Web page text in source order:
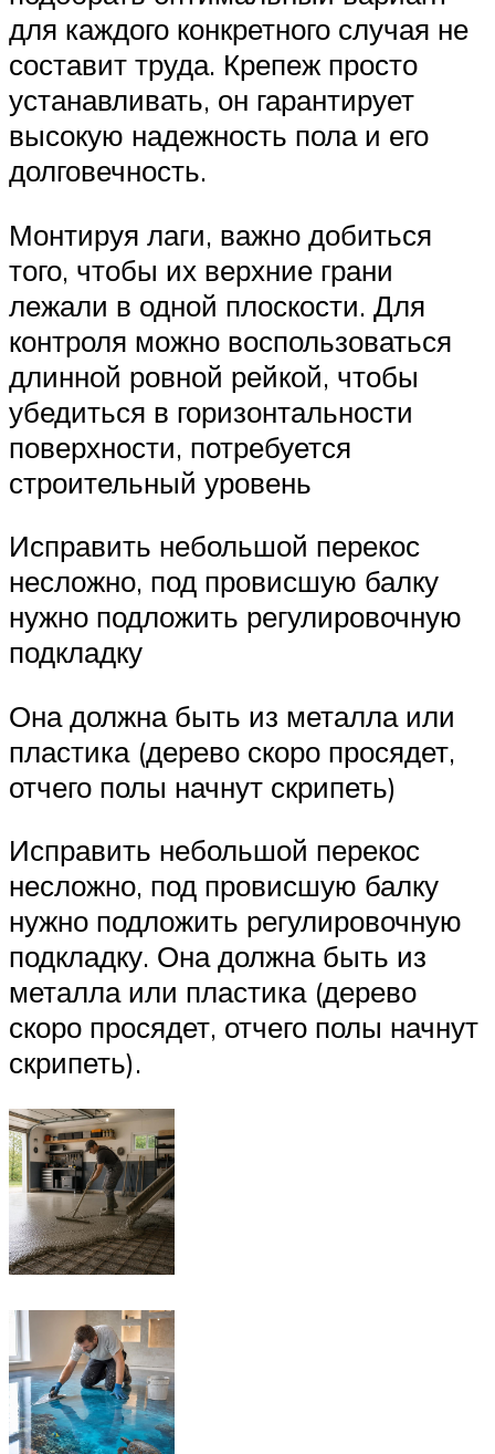
для каждого конкретного случая не
составит труда. Крепеж просто
устанавливать, он гарантирует
высокую надежность пола и его
долговечность.
Монтируя лаги, важно добиться
того, чтобы их верхние грани
лежали в одной плоскости. Для
контроля можно воспользоваться
длинной ровной рейкой, чтобы
убедиться в горизонтальности
поверхности, потребуется
строительный уровень
Исправить небольшой перекос
несложно, под провисшую балку
нужно подложить регулировочную
подкладку
Она должна быть из металла или
пластика (дерево скоро просядет,
отчего полы начнут скрипеть)
Исправить небольшой перекос
несложно, под провисшую балку
нужно подложить регулировочную
подкладку. Она должна быть из
металла или пластика (дерево
скоро просядет, отчего полы начнут
скрипеть).